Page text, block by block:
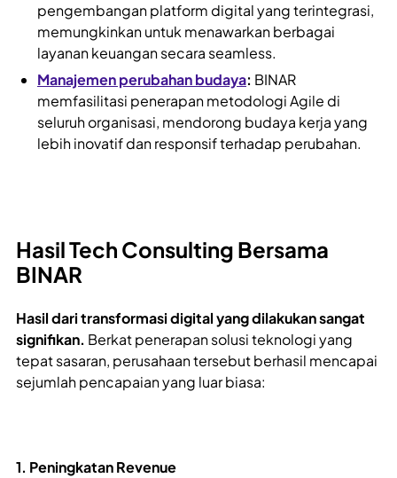
pengembangan platform digital yang terintegrasi,
memungkinkan untuk menawarkan berbagai
layanan keuangan secara seamless.
Manajemen perubahan budaya: BINAR
memfasilitasi penerapan metodologi Agile di
seluruh organisasi, mendorong budaya kerja yang
lebih inovatif dan responsif terhadap perubahan.
Hasil Tech Consulting Bersama
BINAR
Hasil dari transformasi digital yang dilakukan sangat
signifikan. Berkat penerapan solusi teknologi yang
tepat sasaran, perusahaan tersebut berhasil mencapai
sejumlah pencapaian yang luar biasa:
1. Peningkatan Revenue